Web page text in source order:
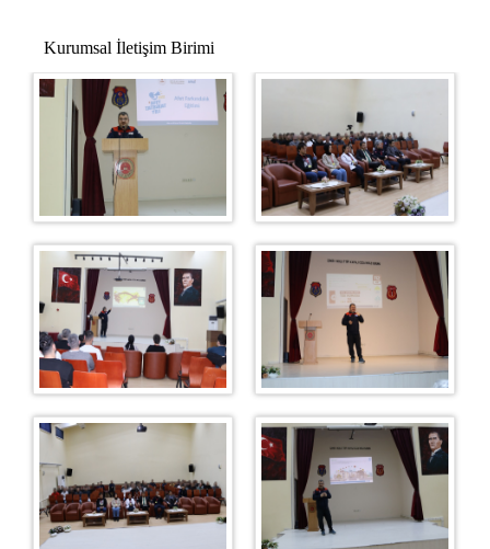
Kurumsal İletişim Birimi